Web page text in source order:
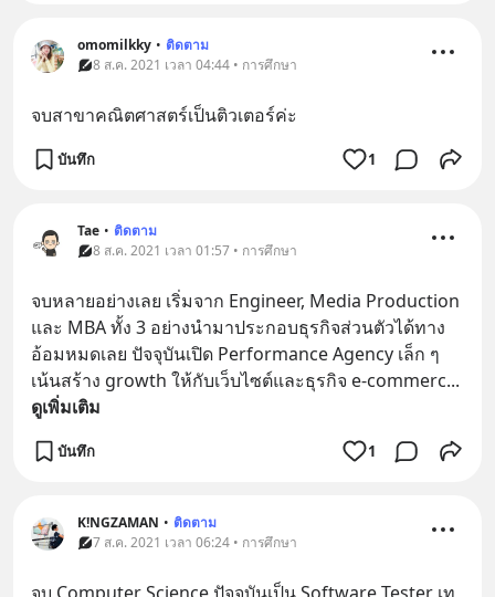
omomilkky • ติดตาม
8 ส.ค. 2021 เวลา 04:44 • การศึกษา
จบสาขาคณิตศาสตร์เป็นติวเตอร์ค่ะ
บันทึก 1
Tae • ติดตาม
8 ส.ค. 2021 เวลา 01:57 • การศึกษา
จบหลายอย่างเลย เริ่มจาก Engineer, Media Production
และ MBA ทั้ง 3 อย่างนำมาประกอบธุรกิจส่วนตัวได้ทาง
อ้อมหมดเลย ปัจจุบันเปิด Performance Agency เล็ก ๆ
เน้นสร้าง growth ให้กับเว็บไซต์และธุรกิจ e-commerc...
ดูเพิ่มเติม
บันทึก 1
K!NGZAMAN • ติดตาม
7 ส.ค. 2021 เวลา 06:24 • การศึกษา